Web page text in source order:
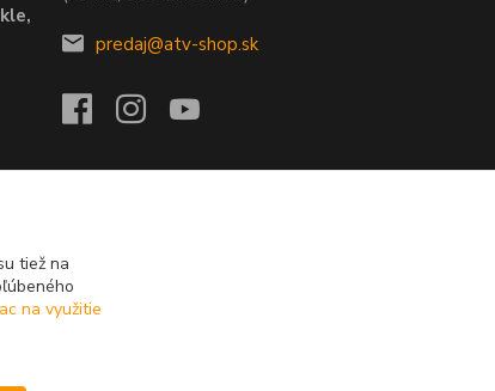
predaj@atv-shop.sk
tiež na
na využitie